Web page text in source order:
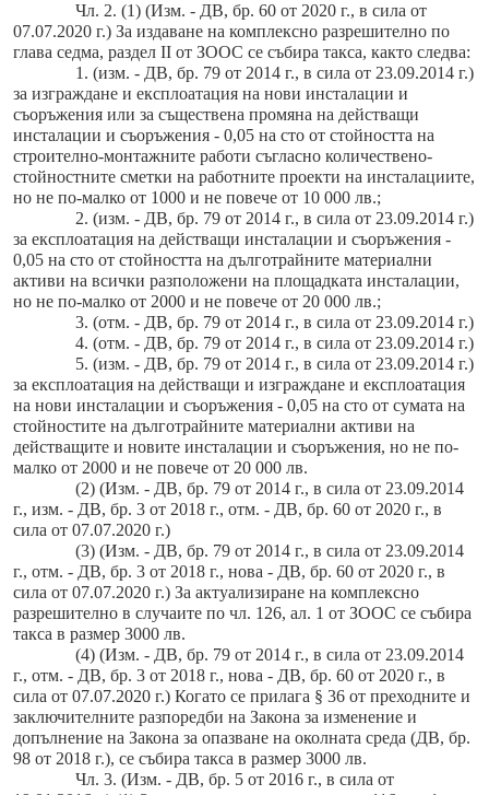
Чл. 2. (1) (Изм. - ДВ, бр. 60 от 2020 г., в сила от
07.07.2020 г.) За издаване на комплексно разрешително по
глава седма, раздел II от ЗООС се събира такса, както следва:
1. (изм. - ДВ, бр. 79 от 2014 г., в сила от 23.09.2014 г.)
за изграждане и експлоатация на нови инсталации и
съоръжения или за съществена промяна на действащи
инсталации и съоръжения - 0,05 на сто от стойността на
строително-монтажните работи съгласно количествено-
стойностните сметки на работните проекти на инсталациите,
но не по-малко от 1000 и не повече от 10 000 лв.;
2. (изм. - ДВ, бр. 79 от 2014 г., в сила от 23.09.2014 г.)
за експлоатация на действащи инсталации и съоръжения -
0,05 на сто от стойността на дълготрайните материални
активи на всички разположени на площадката инсталации,
но не по-малко от 2000 и не повече от 20 000 лв.;
3. (отм. - ДВ, бр. 79 от 2014 г., в сила от 23.09.2014 г.)
4. (отм. - ДВ, бр. 79 от 2014 г., в сила от 23.09.2014 г.)
5. (изм. - ДВ, бр. 79 от 2014 г., в сила от 23.09.2014 г.)
за експлоатация на действащи и изграждане и експлоатация
на нови инсталации и съоръжения - 0,05 на сто от сумата на
стойностите на дълготрайните материални активи на
действащите и новите инсталации и съоръжения, но не по-
малко от 2000 и не повече от 20 000 лв.
(2) (Изм. - ДВ, бр. 79 от 2014 г., в сила от 23.09.2014
г., изм. - ДВ, бр. 3 от 2018 г., отм. - ДВ, бр. 60 от 2020 г., в
сила от 07.07.2020 г.)
(3) (Изм. - ДВ, бр. 79 от 2014 г., в сила от 23.09.2014
г., отм. - ДВ, бр. 3 от 2018 г., нова - ДВ, бр. 60 от 2020 г., в
сила от 07.07.2020 г.) За актуализиране на комплексно
разрешително в случаите по чл. 126, ал. 1 от ЗООС се събира
такса в размер 3000 лв.
(4) (Изм. - ДВ, бр. 79 от 2014 г., в сила от 23.09.2014
г., отм. - ДВ, бр. 3 от 2018 г., нова - ДВ, бр. 60 от 2020 г., в
сила от 07.07.2020 г.) Когато се прилага § 36 от преходните и
заключителните разпоредби на Закона за изменение и
допълнение на Закона за опазване на околната среда (ДВ, бр.
98 от 2018 г.), се събира такса в размер 3000 лв.
Чл. 3. (Изм. - ДВ, бр. 5 от 2016 г., в сила от